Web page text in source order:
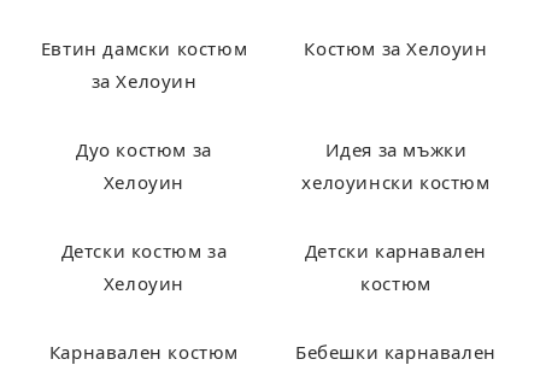
Евтин дамски костюм
за Хелоуин
Костюм за Хелоуин
Дуо костюм за
Хелоуин
Идея за мъжки
хелоуински костюм
Детски костюм за
Хелоуин
Детски карнавален
костюм
Карнавален костюм
Бебешки карнавален